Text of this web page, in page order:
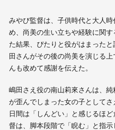
みやび監督は、子供時代と大人
め、尚美の生い立ちや経験に関
た結果、ぴたりと役がはまった
田さんがその後の尚美を演じる
んも改めて感謝を伝えた。
嶋田さえ役の南山莉來さんは、
が歪んでしまった女の子として
日間は「しんどい」と感じるほ
督は、脚本段階で「睨む」と指